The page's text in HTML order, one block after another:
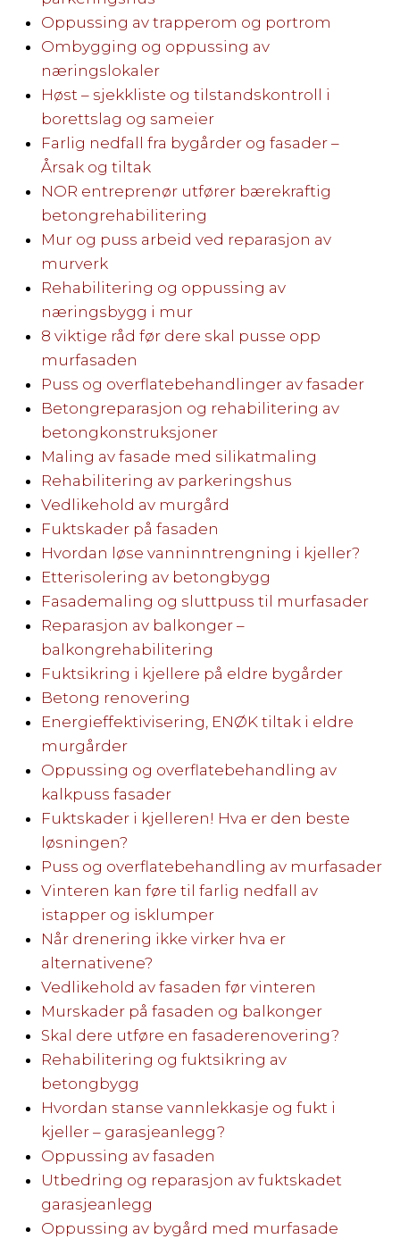
Oppussing av trapperom og portrom
Ombygging og oppussing av
næringslokaler
Høst – sjekkliste og tilstandskontroll i
borettslag og sameier
Farlig nedfall fra bygårder og fasader –
Årsak og tiltak
NOR entreprenør utfører bærekraftig
betongrehabilitering
Mur og puss arbeid ved reparasjon av
murverk
Rehabilitering og oppussing av
næringsbygg i mur
8 viktige råd før dere skal pusse opp
murfasaden
Puss og overflatebehandlinger av fasader
Betongreparasjon og rehabilitering av
betongkonstruksjoner
Maling av fasade med silikatmaling
Rehabilitering av parkeringshus
Vedlikehold av murgård
Fuktskader på fasaden
Hvordan løse vanninntrengning i kjeller?
Etterisolering av betongbygg
Fasademaling og sluttpuss til murfasader
Reparasjon av balkonger –
balkongrehabilitering
Fuktsikring i kjellere på eldre bygårder
Betong renovering
Energieffektivisering, ENØK tiltak i eldre
murgårder
Oppussing og overflatebehandling av
kalkpuss fasader
Fuktskader i kjelleren! Hva er den beste
løsningen?
Puss og overflatebehandling av murfasader
Vinteren kan føre til farlig nedfall av
istapper og isklumper
Når drenering ikke virker hva er
alternativene?
Vedlikehold av fasaden før vinteren
Murskader på fasaden og balkonger
Skal dere utføre en fasaderenovering?
Rehabilitering og fuktsikring av
betongbygg
Hvordan stanse vannlekkasje og fukt i
kjeller – garasjeanlegg?
Oppussing av fasaden
Utbedring og reparasjon av fuktskadet
garasjeanlegg
Oppussing av bygård med murfasade